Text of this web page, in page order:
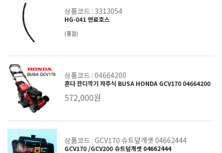
상품코드 : 3313054
HG-041 연료호스
(품절)
상품코드 : 04664200
혼다 잔디깍기 자주식 BUSA HONDA GCV170 04664200
572,000원
상품코드 : GCV170 슈트덮개셋 04662444
GCV170 /GCV200 슈트덮개셋 04662444